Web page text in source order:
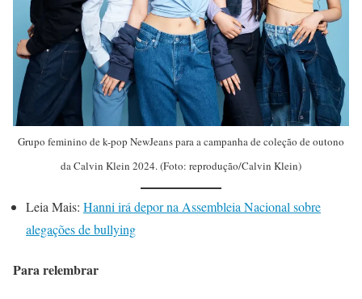
Grupo feminino de k-pop NewJeans para a campanha de coleção de outono
da Calvin Klein 2024. (Foto: reprodução/Calvin Klein)
Leia Mais: Hanni irá depor na Assembleia Nacional sobre
alegações de bullying
Para relembrar